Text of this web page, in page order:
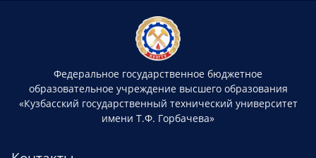
Федеральное государственное бюджетное
образовательное учреждение высшего образования
«Кузбасский государственный технический университет
имени Т.Ф. Горбачева»